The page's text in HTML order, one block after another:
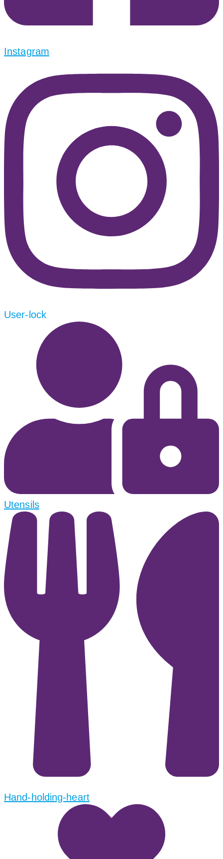
Instagram
User-lock
Utensils
Hand-holding-heart